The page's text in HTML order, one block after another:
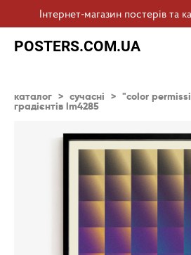
Інтернет-магазин постерів та
POSTERS.COM.UA
каталог > сучасні > "color
градієнтів lm4285